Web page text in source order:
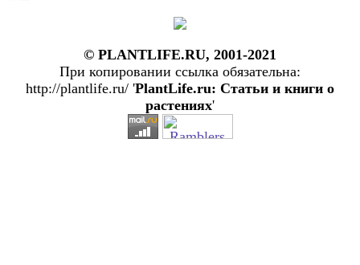
© PLANTLIFE.RU, 2001-2021
При копировании ссылка обязательна:
http://plantlife.ru/ 'PlantLife.ru: Статьи и книги о
растениях'